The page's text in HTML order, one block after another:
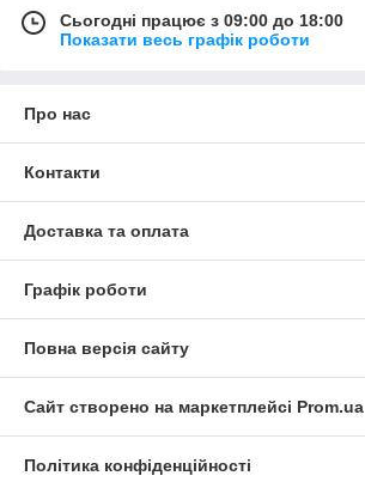
Сьогодні працює з 09:00 до 18:00
Показати весь графік роботи
Про нас
Контакти
Доставка та оплата
Графік роботи
Повна версія сайту
Сайт створено на маркетплейсі Prom.ua
Політика конфіденційності